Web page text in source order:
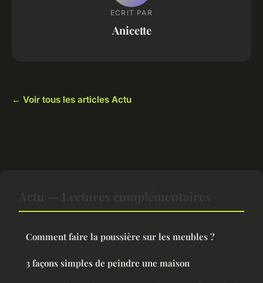
ECRIT PAR
Anicette
← Voir tous les articles Actu
Comment faire la poussière sur les meubles ?
3 façons simples de peindre une maison